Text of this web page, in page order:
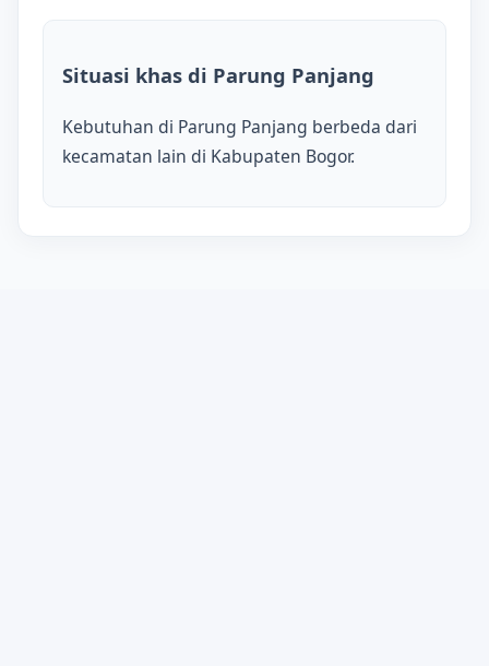
Situasi khas di Parung Panjang
Kebutuhan di Parung Panjang berbeda dari
kecamatan lain di Kabupaten Bogor.